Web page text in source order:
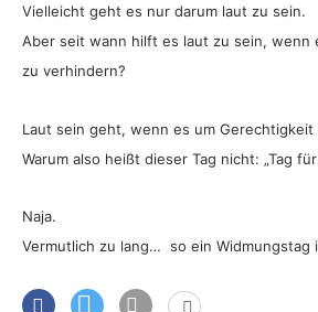
Vielleicht geht es nur darum laut zu sein.
Aber seit wann hilft es laut zu sein, wenn
zu verhindern?
Laut sein geht, wenn es um Gerechtigkeit
Warum also heißt dieser Tag nicht: „Tag
Naja.
Vermutlich zu lang… so ein Widmungstag